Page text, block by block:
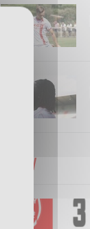
WebTV